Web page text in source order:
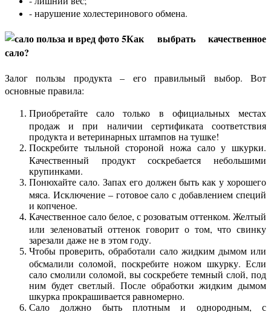
- нарушение холестеринового обмена.
Как выбрать качественное
сало?
Залог пользы продукта – его правильный выбор. Вот
основные правила:
Приобретайте сало только в официальных местах
продаж и при наличии сертификата соответствия
продукта и ветеринарных штампов на тушке!
Поскребите тыльной стороной ножа сало у шкурки.
Качественный продукт соскребается небольшими
крупинками.
Понюхайте сало. Запах его должен быть как у хорошего
мяса. Исключение – готовое сало с добавлением специй
и копченое.
Качественное сало белое, с розоватым оттенком. Желтый
или зеленоватый оттенок говорит о том, что свинку
зарезали даже не в этом году.
Чтобы проверить, обработали сало жидким дымом или
обсмалили соломой, поскребите ножом шкурку. Если
сало смолили соломой, вы соскребете темный слой, под
ним будет светлый. После обработки жидким дымом
шкурка прокрашивается равномерно.
Сало должно быть плотным и однородным, с